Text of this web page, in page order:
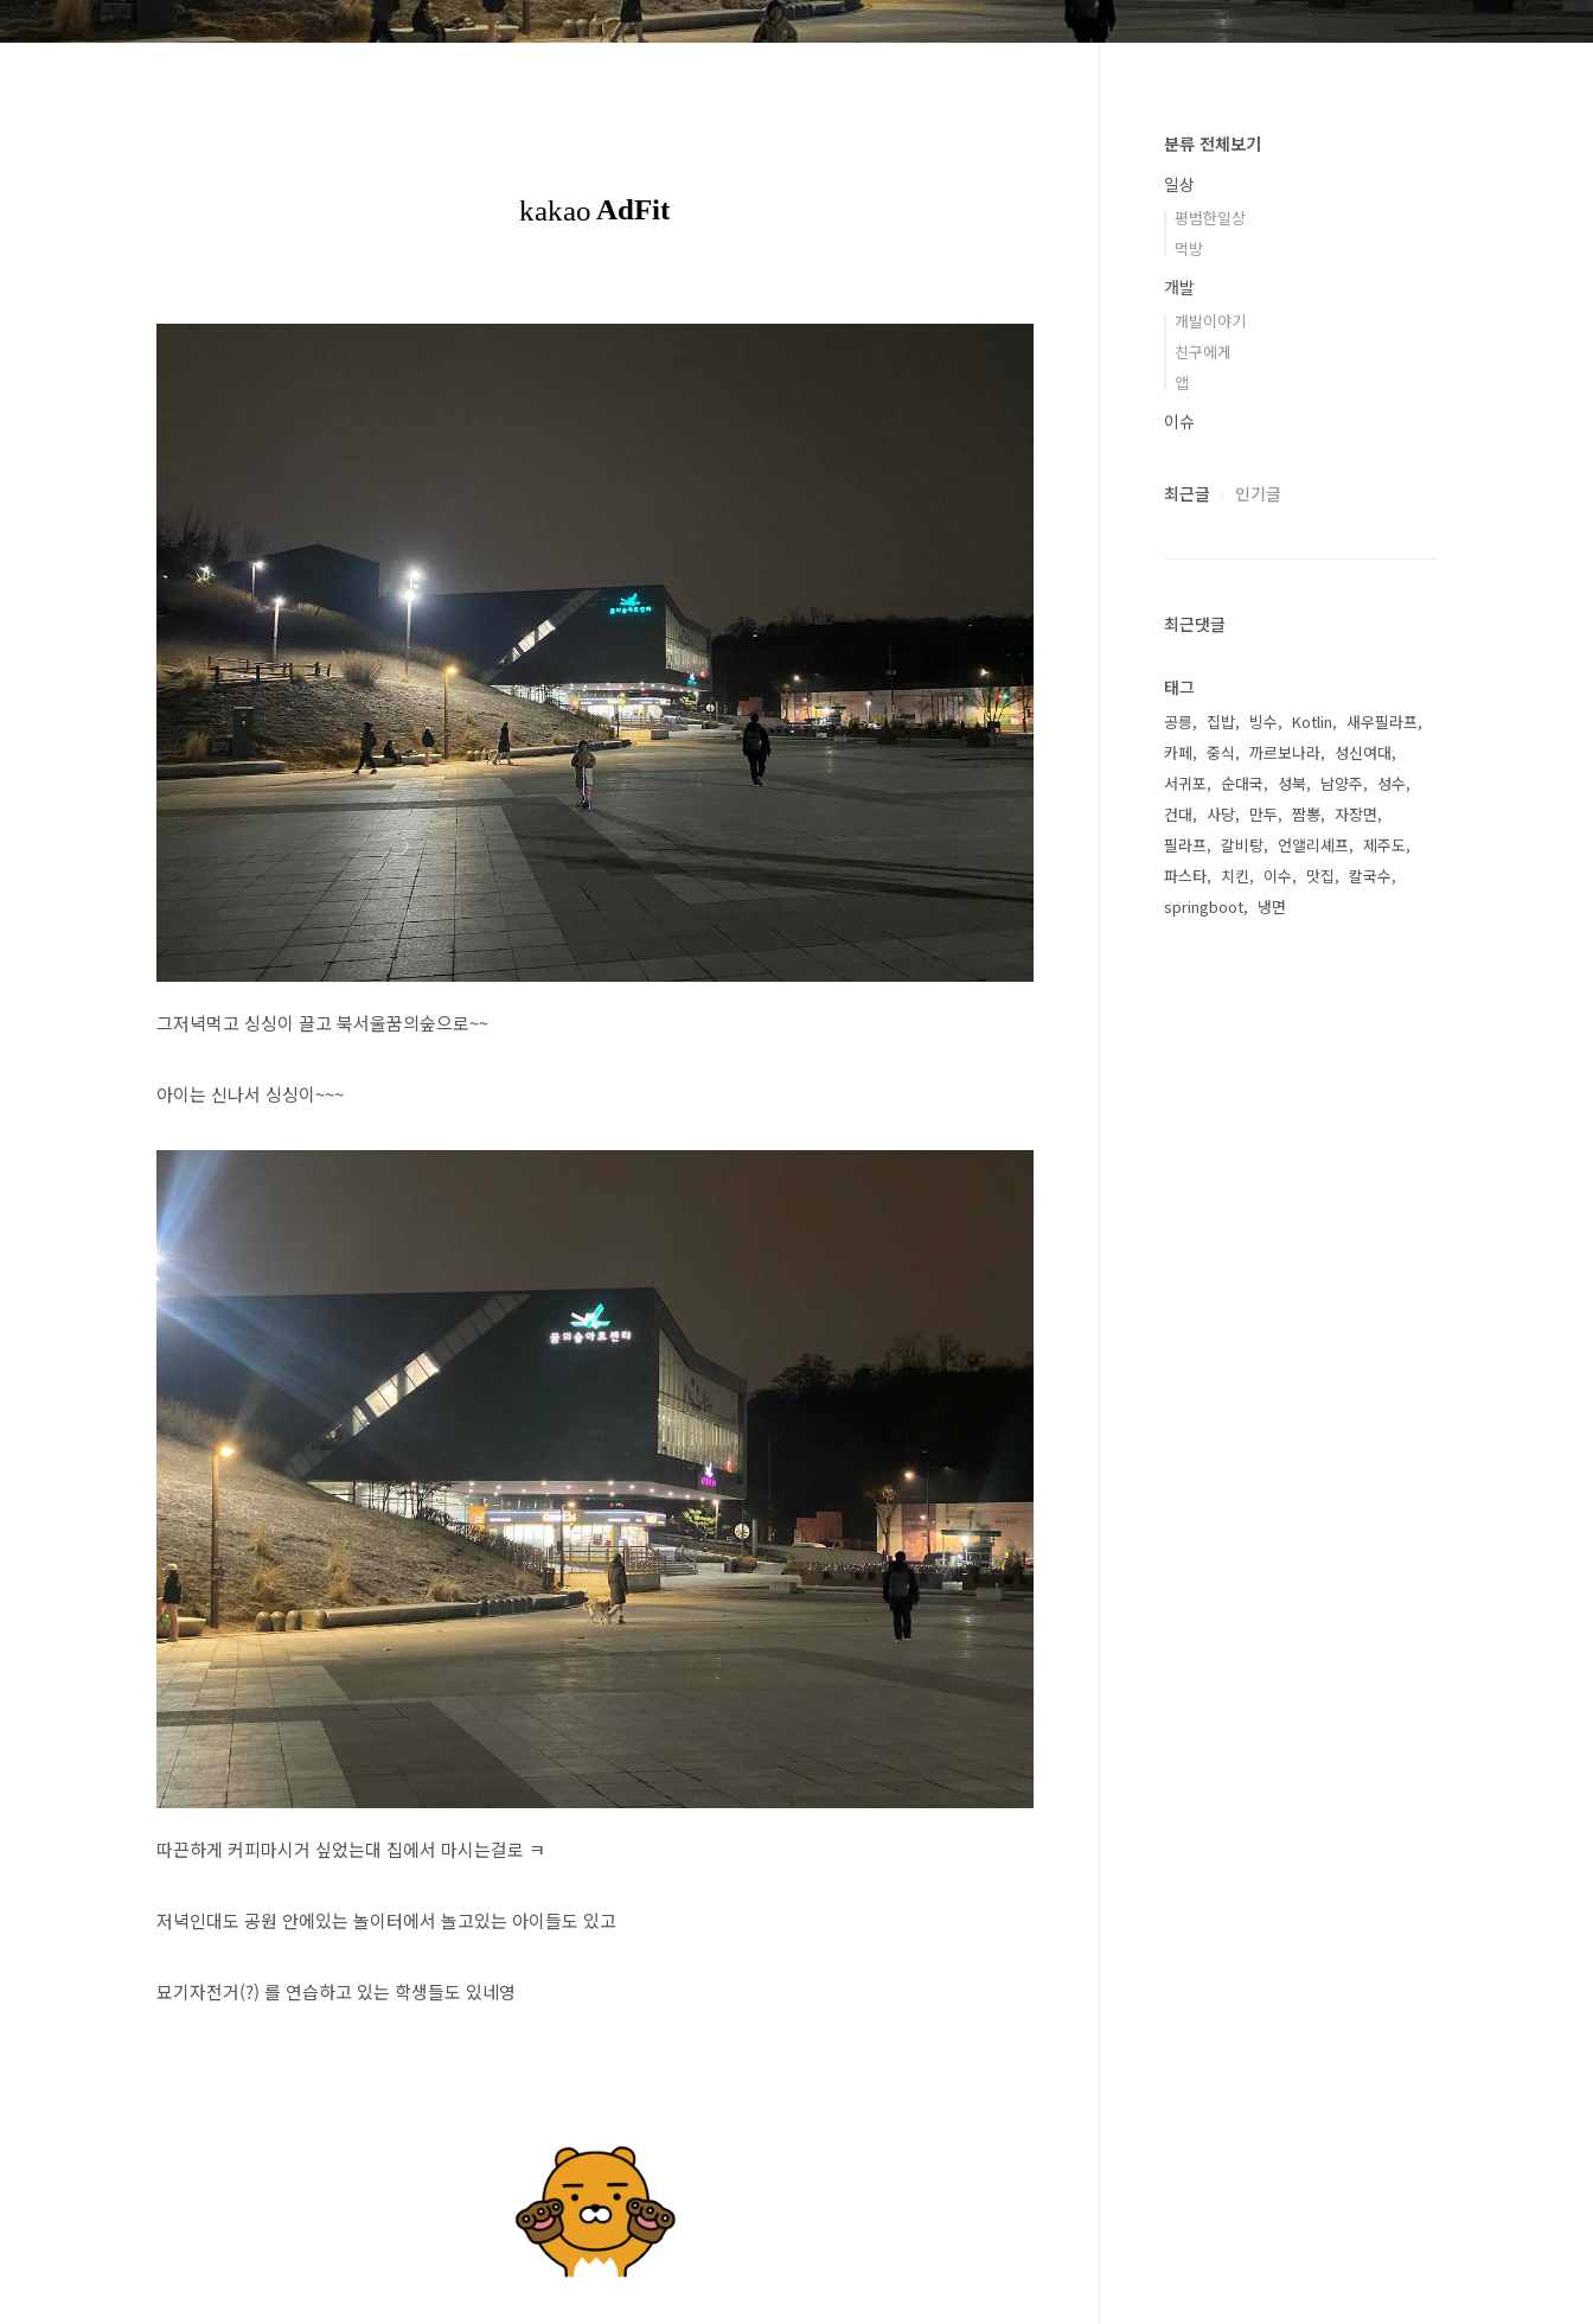
그저녁먹고 싱싱이 끌고 북서울꿈의숲으로~~
아이는 신나서 싱싱이~~~
따끈하게 커피마시거 싶었는대 집에서 마시는걸로 ㅋ
저녁인대도 공원 안에있는 놀이터에서 놀고있는 아이들도 있고
묘기자전거(?) 를 연습하고 있는 학생들도 있네영
분류 전체보기
일상
평범한일상
먹방
개발
개발이야기
친구에게
앱
이슈
최근글 인기글
최근댓글
태그
공릉 집밥 빙수 Kotlin
새우필라프
카페
중식 까르보나라
성신여대
서귀포
순대국 성북 남양주
성수
건대
사당 만두 짬뽕
자장면
필라프
갈비탕 언앨리셰프
제주도
파스타
치킨 이수 맛집
칼국수
springboot
냉면